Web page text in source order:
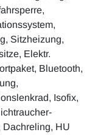
Sitzheizung,
Elektr.
Bluetooth,
Isofix,
Dachreling, HU